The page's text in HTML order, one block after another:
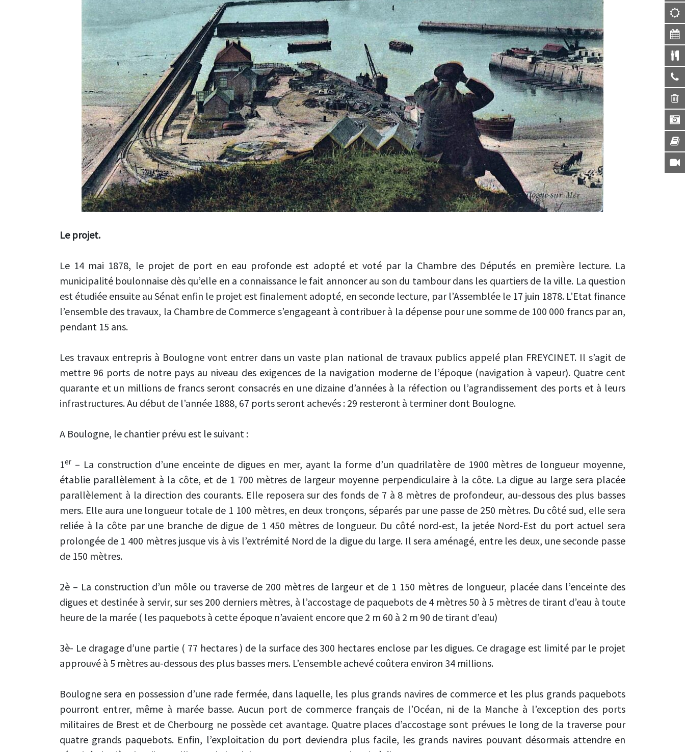
Le projet.
Le 14 mai 1878, le projet de port en eau profonde est adopté et voté par la Chambre des Députés en première lecture. La
municipalité boulonnaise dès qu’elle en a connaissance le fait annoncer au son du tambour dans les quartiers de la ville. La question
est étudiée ensuite au Sénat enfin le projet est finalement adopté, en seconde lecture, par l’Assemblée le 17 juin 1878. L’Etat finance
l’ensemble des travaux, la Chambre de Commerce s’engageant à contribuer à la dépense pour une somme de 100 000 francs par an,
pendant 15 ans.
Les travaux entrepris à Boulogne vont entrer dans un vaste plan national de travaux publics appelé plan FREYCINET. Il s’agit de
mettre 96 ports de notre pays au niveau des exigences de la navigation moderne de l’époque (navigation à vapeur). Quatre cent
quarante et un millions de francs seront consacrés en une dizaine d’années à la réfection ou l’agrandissement des ports et à leurs
infrastructures. Au début de l’année 1888, 67 ports seront achevés : 29 resteront à terminer dont Boulogne.
A Boulogne, le chantier prévu est le suivant :
1er – La construction d’une enceinte de digues en mer, ayant la forme d’un quadrilatère de 1900 mètres de longueur moyenne,
établie parallèlement à la côte, et de 1 700 mètres de largeur moyenne perpendiculaire à la côte. La digue au large sera placée
parallèlement à la direction des courants. Elle reposera sur des fonds de 7 à 8 mètres de profondeur, au-dessous des plus basses
mers. Elle aura une longueur totale de 1 100 mètres, en deux tronçons, séparés par une passe de 250 mètres. Du côté sud, elle sera
reliée à la côte par une branche de digue de 1 450 mètres de longueur. Du côté nord-est, la jetée Nord-Est du port actuel sera
prolongée de 1 400 mètres jusque vis à vis l’extrémité Nord de la digue du large. Il sera aménagé, entre les deux, une seconde passe
de 150 mètres.
2è – La construction d’un môle ou traverse de 200 mètres de largeur et de 1 150 mètres de longueur, placée dans l’enceinte des
digues et destinée à servir, sur ses 200 derniers mètres, à l’accostage de paquebots de 4 mètres 50 à 5 mètres de tirant d’eau à toute
heure de la marée ( les paquebots à cette époque n’avaient encore que 2 m 60 à 2 m 90 de tirant d’eau)
3è- Le dragage d’une partie ( 77 hectares ) de la surface des 300 hectares enclose par les digues. Ce dragage est limité par le projet
approuvé à 5 mètres au-dessous des plus basses mers. L’ensemble achevé coûtera environ 34 millions.
Boulogne sera en possession d’une rade fermée, dans laquelle, les plus grands navires de commerce et les plus grands paquebots
pourront entrer, même à marée basse. Aucun port de commerce français de l’Océan, ni de la Manche à l’exception des ports
militaires de Brest et de Cherbourg ne possède cet avantage. Quatre places d’accostage sont prévues le long de la traverse pour
quatre grands paquebots. Enfin, l’exploitation du port deviendra plus facile, les grands navires pouvant désormais attendre en